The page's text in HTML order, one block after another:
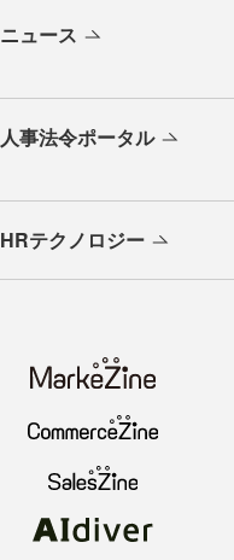
ニュース
人事法令ポータル
HRテクノロジー